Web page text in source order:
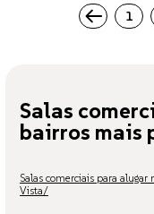
1
Salas
bairros mais
Salas comerciais para alugar
Vista/